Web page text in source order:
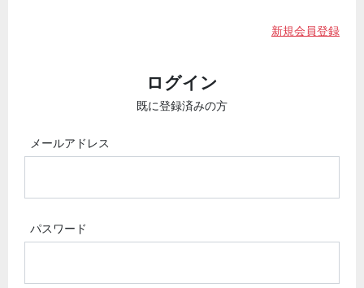
新規会員登録
ログイン
既に登録済みの方
メールアドレス
パスワード